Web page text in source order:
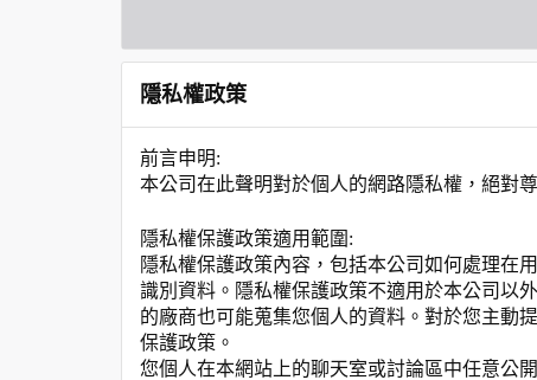
隱私權政策
前言申明:
本公司在此聲明對於個人的網路隱私權，絕對
隱私權保護政策適用範圍:
隱私權保護政策內容，包括本公司如何處理在
識別資料。隱私權保護政策不適用於本公司以
的廠商也可能蒐集您個人的資料。對於您主動
保護政策。
您個人在本網站上的聊天室或討論區中任意公